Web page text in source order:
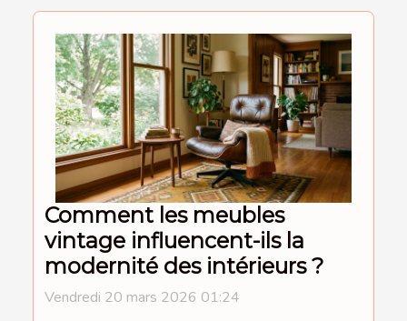
Comment les meubles
vintage influencent-ils la
modernité des intérieurs ?
Vendredi 20 mars 2026 01:24